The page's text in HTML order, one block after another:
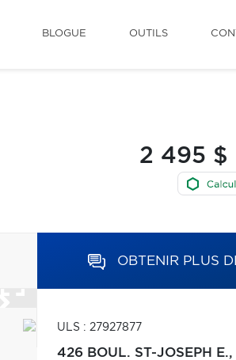
BLOGUE OUTILS
2 495 $
OBTENIR PLUS
ULS : 27927877
426 BOUL. ST-JOSEPH E.,